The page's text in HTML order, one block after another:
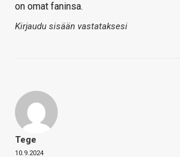
on omat faninsa.
Kirjaudu sisään vastataksesi
Tege
10.9.2024